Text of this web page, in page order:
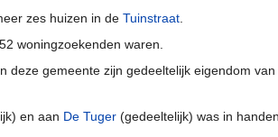
zes huizen in de Tuinstraat
woningzoekenden waren.
deze gemeente zijn gedeeltelijk eigendom
en aan De Tuger (gedeeltelijk) was in